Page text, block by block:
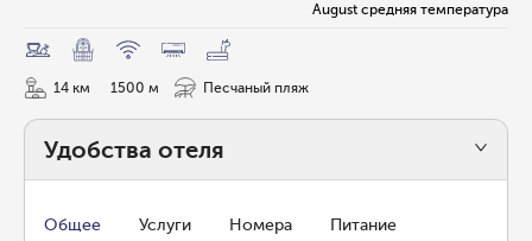
August средняя температура
14 км 1500 м Песчаный пляж
Удобства отеля
Общее Услуги Номера Питание